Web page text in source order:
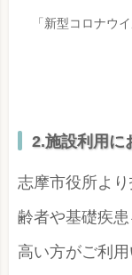
「新型コロナウ
2.施設利用に
志摩市役所よ
齢者や基礎疾
高い方がご利